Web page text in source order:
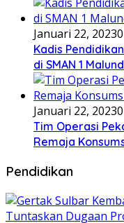
Januari 22, 2023
Kadis
di SMAN 1
Januari 22, 2023
Tim Operasi
Remaja
Pendidikan